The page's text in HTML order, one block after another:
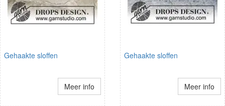
Gehaakte sloffen
Meer info
Gehaakte sloffen
Meer info